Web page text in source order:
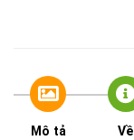
Mô tả
Về